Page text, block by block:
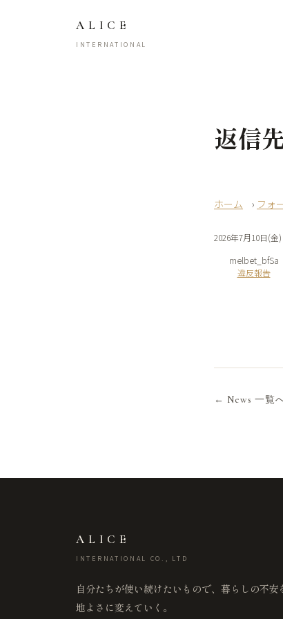
ALICE
INTERNATIONAL
返信
› フォ
2026年7月10日(金
melbet_bfSa
違反報告
← News 一覧
ALICE
INTERNATIONAL CO., LTD
自分たちが使い続けたいもので、暮らしの不安
地よさに変えていく。